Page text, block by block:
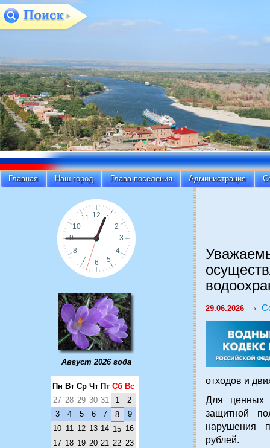
Главная Наш город Глава поселения Администрация
Август 2026 года
Пн Вт Ср Чт Пт Сб Вс
27 28 29 30 31 1
2
3
4 5 6 7 8
9
10 11 12 13 14 15 16
17 18 19 20 21 22 23
29.06.2026 →
отходов и
Для ценных
защитной
нарушения
рублей.